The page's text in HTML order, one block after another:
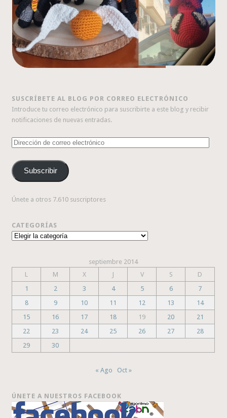
SUSCRÍBETE AL BLOG POR CORREO ELECTRÓNICO
Introduce tu correo electrónico para suscribirte a este blog y recibir
notificaciones de nuevas entradas.
Dirección
correo
electrónico
Subscribir
Únete a otros 7.610 suscriptores
CATEGORÍAS
Categorías
septiembre 2014
L
M X J V S
D
1
2 3 4 5 6
7
8
9 10 11 12 13
14
15
16 17 18 19 20
21
22
23 24 25 26 27
28
29
30
« Ago Oct »
ÚNETE A NUESTROS FACEBOOK